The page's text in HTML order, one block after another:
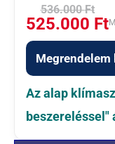
536.000Ft
525.000 Ft
Megrendelem
Az alap